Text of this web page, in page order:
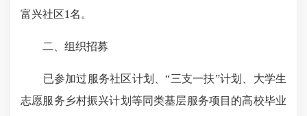
富兴社区1名。
二、组织招募
已参加过服务社区计划、“三支一扶”计划、大学生
志愿服务乡村振兴计划等同类基层服务项目的高校毕业